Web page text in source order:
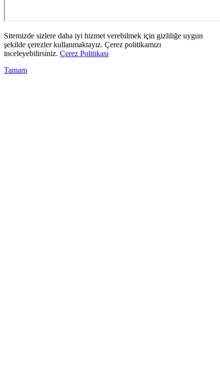
Sitemizde sizlere daha iyi hizmet verebilmek için gizliliğe uygun
şekilde çerezler kullanmaktayız. Çerez politikamızı
inceleyebilirsiniz. Çerez Politikası
Tamam